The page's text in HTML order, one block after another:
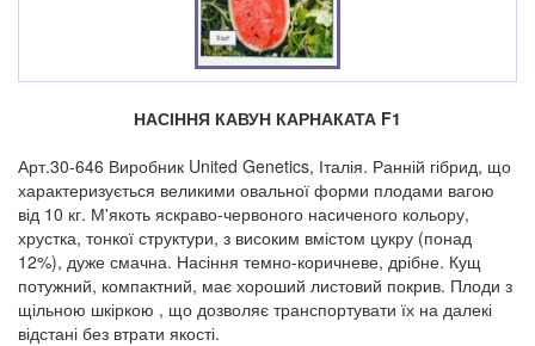
НАСІННЯ КАВУН КАРНАКАТА F1
Арт.30-646 Виробник United Genetics, Італія. Ранній гібрид, що
характеризується великими овальної форми плодами вагою
від 10 кг. М'якоть яскраво-червоного насиченого кольору,
хрустка, тонкої структури, з високим вмістом цукру (понад
12%), дуже смачна. Насіння темно-коричневе, дрібне. Кущ
потужний, компактний, має хороший листовий покрив. Плоди з
щільною шкіркою , що дозволяє транспортувати їх на далекі
відстані без втрати якості.